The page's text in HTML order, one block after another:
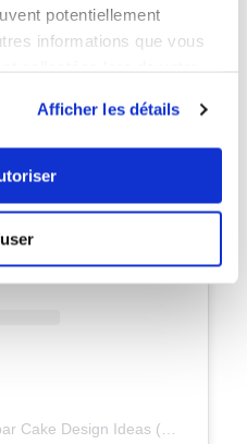
potentiellement
informations que vous
Afficher les détails
Instagram